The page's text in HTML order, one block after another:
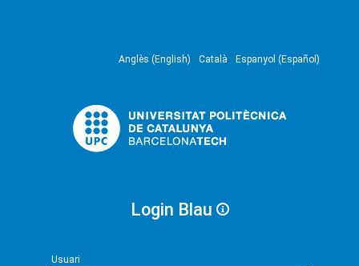
Anglès (English) Català Espanyol (Español)
Login Blau
Usuari